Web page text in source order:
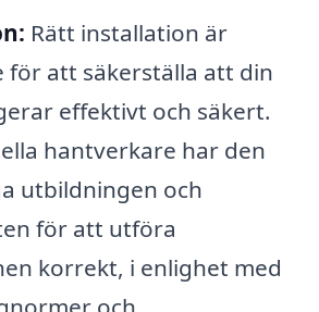
Rätt installation är
för att säkerställa att din
effektivt och säkert.
hantverkare har den
utbildningen och
för att utföra
korrekt, i enlighet med